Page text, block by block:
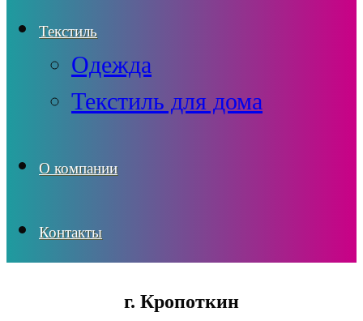
Текстиль
Одежда
Текстиль для дома
О компании
Контакты
г. Кропоткин